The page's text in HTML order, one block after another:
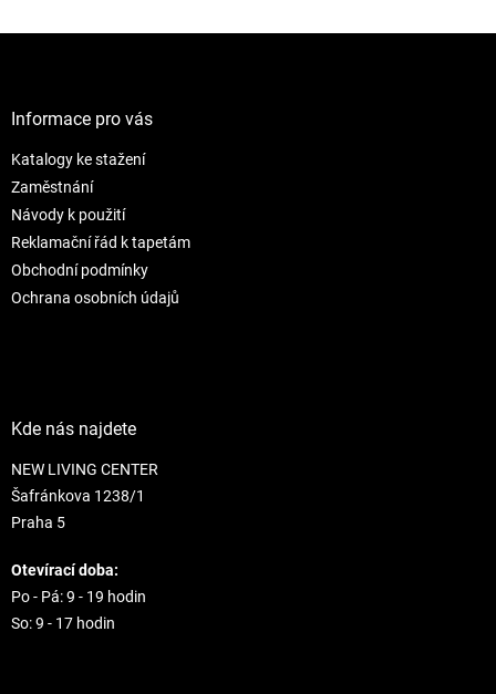
Informace pro vás
Katalogy ke stažení
Zaměstnání
Návody k použití
Reklamační řád k tapetám
Obchodní podmínky
Ochrana osobních údajů
Kde nás najdete
NEW LIVING CENTER
Šafránkova 1238/1
Praha 5
Otevírací doba:
Po - Pá: 9 - 19 hodin
So: 9 - 17 hodin